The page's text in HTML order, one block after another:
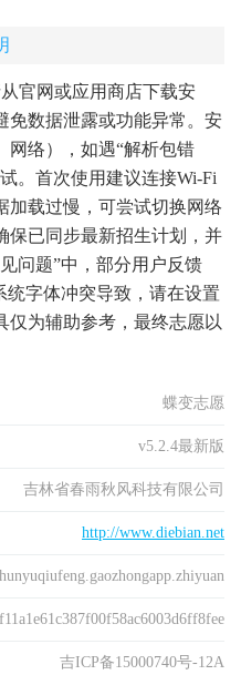
官网或应用商店下载安
免数据泄露或功能异常。安
网络），如遇“解析包错
。首次使用建议连接Wi-Fi
加载过慢，可尝试切换网络
保已同步最新招生计划，并
问题”中，部分用户反馈
统字体冲突导致，请在设置
仅为辅助参考，最终志愿以
蝶变志愿
v5.2.4最新版
吉林省春雨秋风科技有限公司
http://www.diebian.net
f11a1e61c387f00f58ac6003d6ff8fee
吉ICP备15000740号-12A